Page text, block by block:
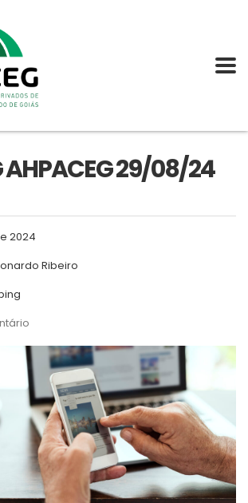
AHPACEG 29/08/24
2024
Ribeiro